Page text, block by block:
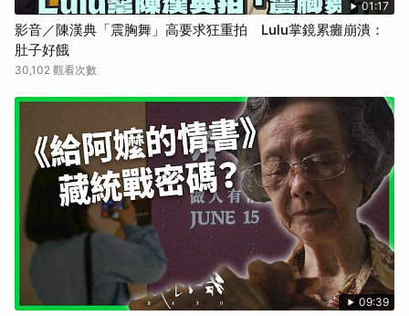
01:17
影音／陳漢典「震胸舞」高要求狂重拍 Lulu掌鏡累癱崩潰：
肚子好餓
30,102 觀看次數
09:39